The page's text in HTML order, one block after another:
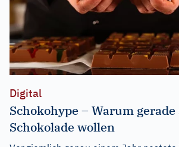
Digital
Schokohype – Warum
Schokolade wollen